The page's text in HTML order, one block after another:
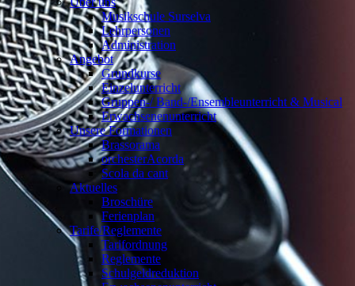
Musikschule Surselva
Lehrpersonen
Administration
Angebot
Grundkurse
Einzelunterricht
Gruppen-/ Band-/Ensembleunterricht & Musical
Erwachsenenunterricht
Unsere Formationen
Brassorama
orchesterAcorda
Scola da cant
Aktuelles
Broschüre
Ferienplan
Tarife/Reglemente
Tarifordnung
Reglemente
Schulgeldreduktion